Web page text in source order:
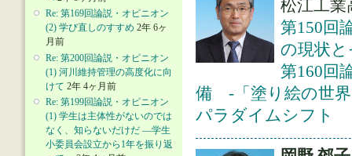
Re: 第169回論説・オピニオン
(2) 学び直しのすすめ 2年 6ヶ
月前
Re: 第200回論説・オピニオン
(1) 河川維持管理の高度化に向
けて 2年 4ヶ月前
Re: 第199回論説・オピニオン
(1) 学生は主体性がないのでは
なく、知らないだけだ ―学生
小委員会設立から1年を振り返
松江工業
第150回
の現状
第160回
備 -「塗り絵の世界
パラダイムシフト